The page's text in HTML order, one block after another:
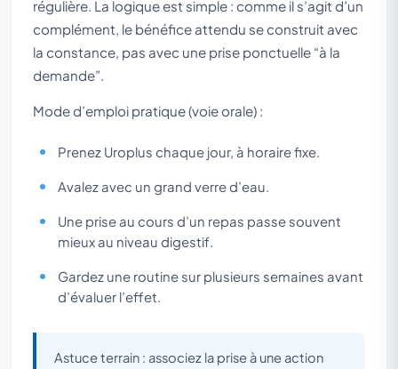
régulière. La logique est simple : comme il s’agit d’un
complément, le bénéfice attendu se construit avec
la constance, pas avec une prise ponctuelle “à la
demande”.
Mode d’emploi pratique (voie orale) :
Prenez Uroplus chaque jour, à horaire fixe.
Avalez avec un grand verre d’eau.
Une prise au cours d’un repas passe souvent
mieux au niveau digestif.
Gardez une routine sur plusieurs semaines avant
d’évaluer l’effet.
Astuce terrain : associez la prise à une action